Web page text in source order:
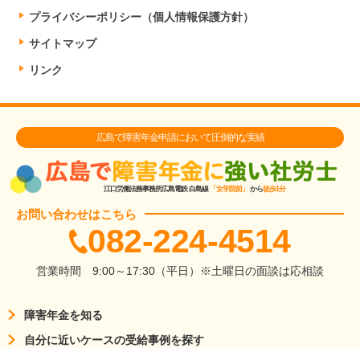
プライバシーポリシー（個人情報保護方針）
サイトマップ
リンク
広島で障害年金申請において圧倒的な実績
江口労働法務事務所広島電鉄 白島線 「女学院前」 から徒歩1分
お問い合わせはこちら
082-224-4514
営業時間 9:00～17:30（平日） ※土曜日の面談は応相談
障害年金を知る
自分に近いケースの受給事例を探す